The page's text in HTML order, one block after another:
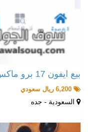
بيع ايفون 17 برو ماكس …
السعودية - جده